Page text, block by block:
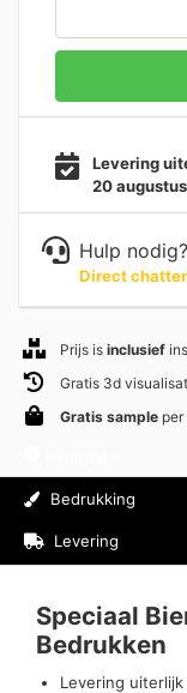
Levering
20 augustus
Hulp nodig?
Direct
Prijs is inclusief
Gratis 3d
Gratis sample
Bedrukking
Levering
Speciaal
Bedrukken
Levering uiterlijk